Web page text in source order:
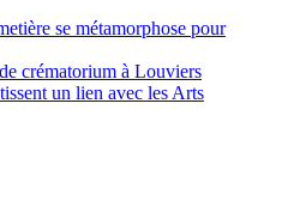
se métamorphose pour
crématorium à Louviers
un lien avec les Arts